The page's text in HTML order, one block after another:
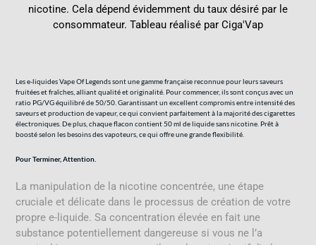
Les e-liquides Vape Of Legends sont une gamme française reconnue pour leurs saveurs
fruitées et fraîches, alliant qualité et originalité. Pour commencer, ils sont conçus avec un
ratio PG/VG équilibré de 50/50. Garantissant un excellent compromis entre intensité des
saveurs et production de vapeur, ce qui convient parfaitement à la majorité des cigarettes
électroniques. De plus, chaque flacon contient 50 ml de liquide sans nicotine. Prêt à
boosté selon les besoins des vapoteurs, ce qui offre une grande flexibilité.
Pour Terminer, Attention.
La manipulation de la nicotine concentrée, une étape
cruciale et délicate dans le processus de création de votre
propre e-liquide. Sa concentration élevée en fait une
substance potentiellement dangereuse si vous ne l’a